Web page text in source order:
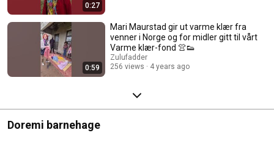
0:27
0:59
Mari Maurstad gir ut varme klær fra
venner i Norge og for midler gitt til vårt
Varme klær-fond 👚👟
Zulufadder
256 views
4 years ago
Doremi barnehage